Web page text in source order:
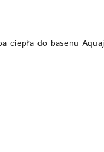
ciepła do basenu